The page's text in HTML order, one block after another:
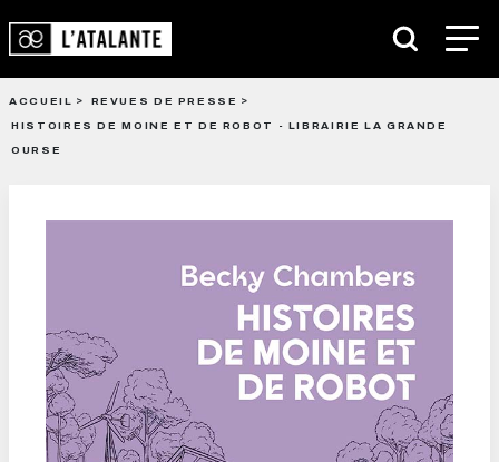
ACCUEIL
REVUES DE PRESSE
HISTOIRES DE MOINE ET DE ROBOT - LIBRAIRIE LA GRANDE
OURSE